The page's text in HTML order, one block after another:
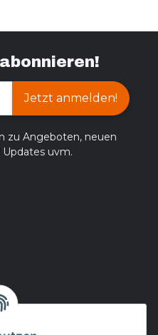
Jetzt anmelden!
zu Angeboten, neuen
uvm.